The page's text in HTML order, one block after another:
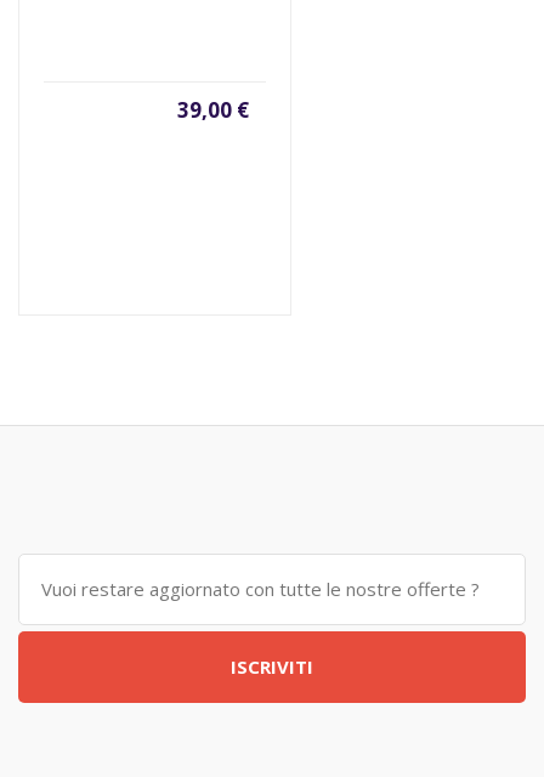
39,00 €
ISCRIVITI